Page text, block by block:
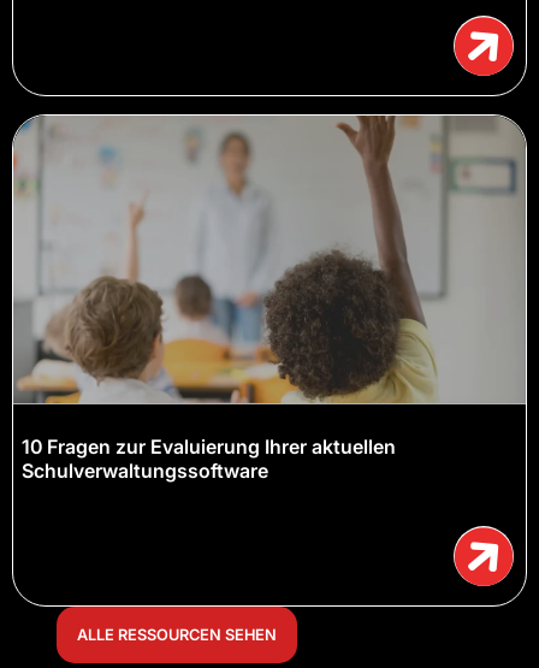
10 Fragen zur Evaluierung Ihrer aktuellen
Schulverwaltungssoftware
ALLE RESSOURCEN SEHEN